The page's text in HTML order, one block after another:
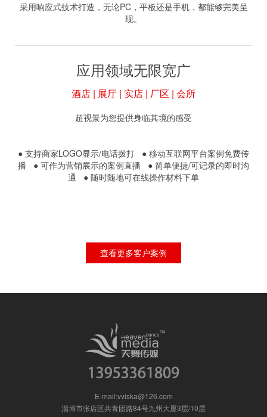
采用响应式技术打造，无论PC，平板还是手机，都能够完美呈
现。
应用领域无限宽广
酒店 | 展厅 | 实店 | 厂区 | 会所
超视景为您提供身临其境的感受
● 支持商家LOGO显示/电话拨打 ● 移动互联网平台案例免费传
播 ● 可作为营销展示的案例直播 ● 简单便捷/可记录的即时沟
通 ● 随时随地可在线操作材料下单
查看更多客户案例
E-mail:vviska@126.com
淄博市张店区共青团路84号九州大厦3层/10层